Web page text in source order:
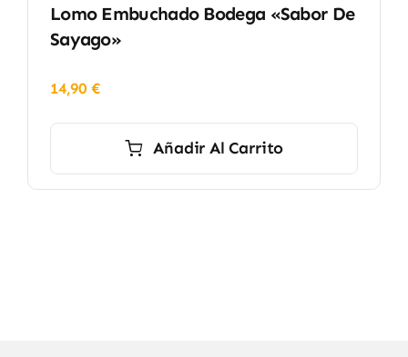
Lomo Embuchado Bodega «Sabor De
Sayago»
14,90 €
Añadir Al Carrito